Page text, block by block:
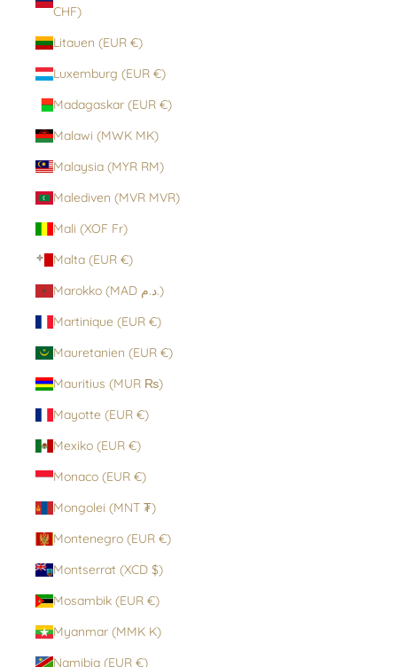
CHF)
Litauen (EUR €)
Luxemburg (EUR €)
Madagaskar (EUR €)
Malawi (MWK MK)
Malaysia (MYR RM)
Malediven (MVR MVR)
Mali (XOF Fr)
Malta (EUR €)
Marokko (MAD د.م.)
Martinique (EUR €)
Mauretanien (EUR €)
Mauritius (MUR ₨)
Mayotte (EUR €)
Mexiko (EUR €)
Monaco (EUR €)
Mongolei (MNT ₮)
Montenegro (EUR €)
Montserrat (XCD $)
Mosambik (EUR €)
Myanmar (MMK K)
Namibia (EUR €)